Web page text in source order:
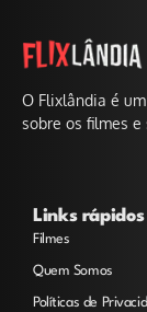
O Flixlândia é
sobre os filmes e
Links rápidos
Filmes
Quem Somos
Políticas de